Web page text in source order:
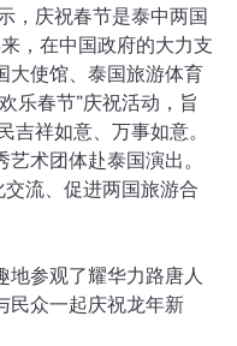
，庆祝春节是泰中两国
，在中国政府的大力支
大使馆、泰国旅游体育
乐春节”庆祝活动，旨
吉祥如意、万事如意。
术团体赴泰国演出。
交流、促进两国旅游合
参观了耀华力路唐人
民众一起庆祝龙年新